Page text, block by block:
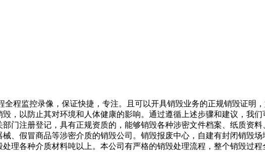
全程监控录像，保证快捷，专注。且可以开具销毁业务的正规销毁证
，以防止其对环境和人体健康的影响。通过遵循上述步骤和建议，我
门注册登记，具有正规资质的，能够销毁各种涉密文件档案、纸质资
、假冒商品等涉密介质的销毁公司。销毁报废中心，自建有封闭销毁
理各种介质材料吨以上。本公司有严格的销毁处理流程，整个销毁过